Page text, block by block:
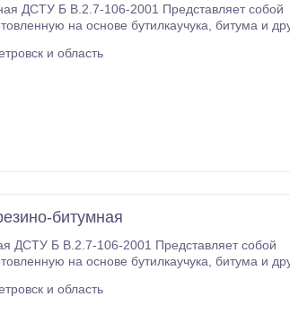
ДСТУ Б В.2.7-106-2001 Представляет собой
и область
битумная
ДСТУ Б В.2.7-106-2001 Представляет собой
и область